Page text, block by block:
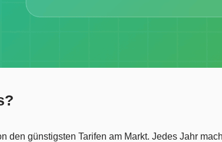
günstigsten Tarifen am Markt. Jedes Jahr